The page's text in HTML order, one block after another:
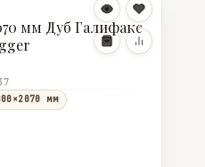
мм Дуб Галифакс
мм